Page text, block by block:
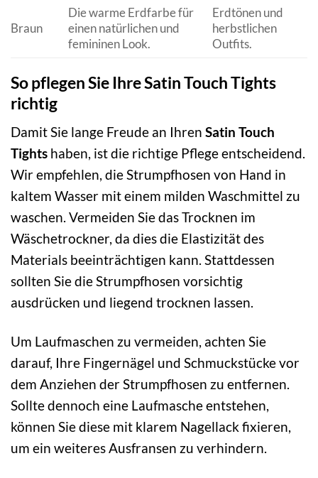
Braun
Die warme Erdfarbe für
einen natürlichen und
femininen Look.
Erdtönen und
herbstlichen
Outfits.
So pflegen Sie Ihre Satin Touch Tights
richtig
Damit Sie lange Freude an Ihren Satin Touch
Tights haben, ist die richtige Pflege entscheidend.
Wir empfehlen, die Strumpfhosen von Hand in
kaltem Wasser mit einem milden Waschmittel zu
waschen. Vermeiden Sie das Trocknen im
Wäschetrockner, da dies die Elastizität des
Materials beeinträchtigen kann. Stattdessen
sollten Sie die Strumpfhosen vorsichtig
ausdrücken und liegend trocknen lassen.
Um Laufmaschen zu vermeiden, achten Sie
darauf, Ihre Fingernägel und Schmuckstücke vor
dem Anziehen der Strumpfhosen zu entfernen.
Sollte dennoch eine Laufmasche entstehen,
können Sie diese mit klarem Nagellack fixieren,
um ein weiteres Ausfransen zu verhindern.